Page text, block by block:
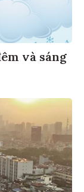
và sáng